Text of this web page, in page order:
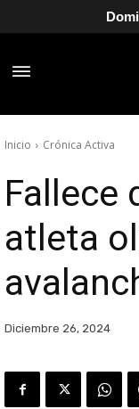
Inicio Crónica Activa
Fallece
atleta
Diciembre 26, 2024